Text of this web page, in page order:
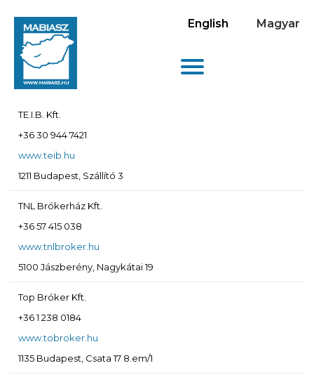
English Magyar
TE.I.B. Kft.
+36 30 944 7421
www.teib.hu
1211 Budapest, Szállító 3
TNL Brókerház Kft.
+36 57 415 038
www.tnlbroker.hu
5100 Jászberény, Nagykátai 19
Top Bróker Kft.
+36 1 238 0184
www.tobroker.hu
1135 Budapest, Csata 17 8.em/1